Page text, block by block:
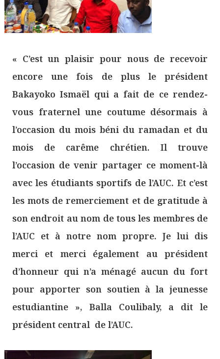
« C’est un plaisir pour nous de recevoir
encore une fois de plus le président
Bakayoko Ismaël qui a fait de ce rendez-
vous fraternel une coutume désormais à
l’occasion du mois béni du ramadan et du
mois de carême chrétien. Il trouve
l’occasion de venir partager ce moment-là
avec les étudiants sportifs de l’AUC. Et c’est
les mots de remerciement et de gratitude à
son endroit au nom de tous les membres de
l’AUC et à notre nom propre. Je lui dis
merci et merci également au président
d’honneur qui n’a ménagé aucun du fort
pour apporter son soutien à la jeunesse
estudiantine », Balla Coulibaly, a dit le
président central de l’AUC.